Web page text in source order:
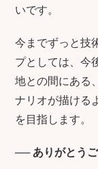
いです。
今までずっと技
プとしては、今
地との間にある
ナリオが描ける
を目指します。
── ありがとう